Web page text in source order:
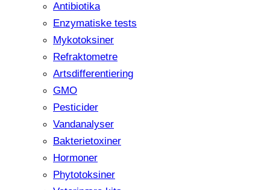
Antibiotika
Enzymatiske tests
Mykotoksiner
Refraktometre
Artsdifferentiering
GMO
Pesticider
Vandanalyser
Bakterietoxiner
Hormoner
Phytotoksiner